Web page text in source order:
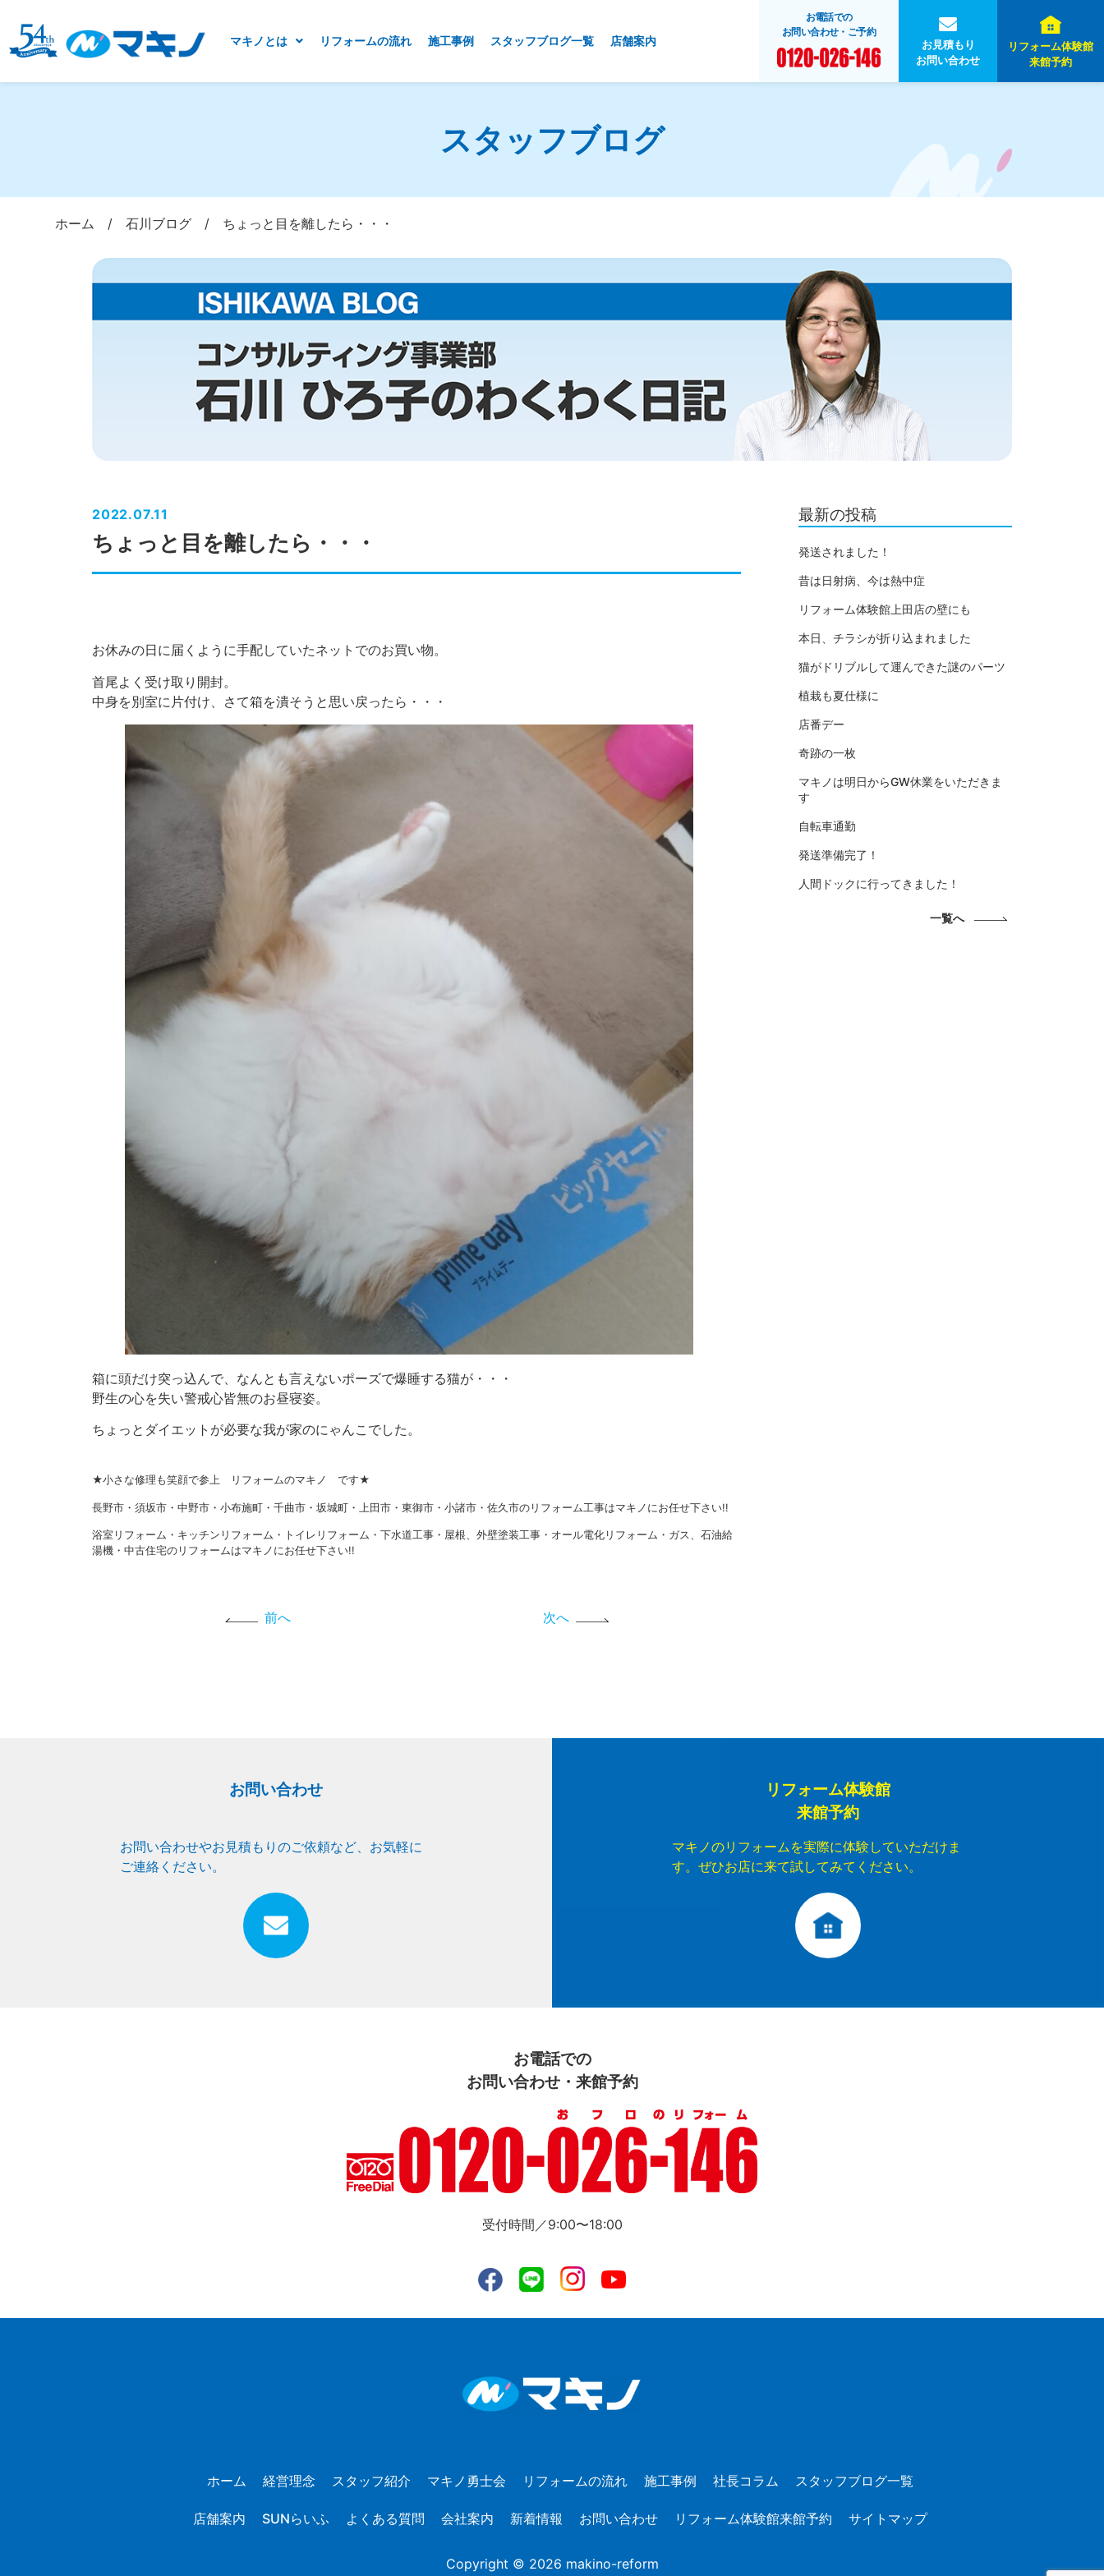
マキノとは リフォームの流れ 施工事例 スタッフブログ一覧 店舗案内
お電話での
お問い合わせ・ご予約
お見積もり
お問い合わせ
リフォーム体験館
来館予約
スタッフブログ
ホーム /石川ブログ / ちょっと目を離したら・・・
2022.07.11
ちょっと目を離したら・・・
お休みの日に届くように手配していたネットでのお買い物。
首尾よく受け取り開封。
中身を別室に片付け、さて箱を潰そうと思い戻ったら・・・
箱に頭だけ突っ込んで、なんとも言えないポーズで爆睡する猫が・・・
野生の心を失い警戒心皆無のお昼寝姿。
ちょっとダイエットが必要な我が家のにゃんこでした。
★小さな修理も笑顔で参上 リフォームのマキノ です★
長野市・須坂市・中野市・小布施町・千曲市・坂城町・上田市・東御市・小諸市・佐久市のリフォーム工事はマキノにお任せ下さい!!
浴室リフォーム・キッチンリフォーム・トイレリフォーム・下水道工事・屋根、外壁塗装工事・オール電化リフォーム・ガス、石油給
湯機・中古住宅のリフォームはマキノにお任せ下さい!!
前へ 次へ
最新の投稿
発送されました！
昔は日射病、今は熱中症
リフォーム体験館上田店の壁にも
本日、チラシが折り込まれました
猫がドリブルして運んできた謎のパーツ
植栽も夏仕様に
店番デー
奇跡の一枚
マキノは明日からGW休業をいただきま
す
自転車通勤
発送準備完了！
人間ドックに行ってきました！
一覧へ
お問い合わせ
お問い合わせやお見積もりのご依頼など、お気軽に
ご連絡ください。
リフォーム体験館
来館予約
マキノのリフォームを実際に体験していただけま
す。ぜひお店に来て試してみてください。
お電話での
お問い合わせ・来館予約
受付時間／9:00〜18:00
ホーム 経営理念 スタッフ紹介 マキノ勇士会 リフォームの流れ 施工事例 社長コラム スタッフブログ一覧
店舗案内 SUNらいふ よくある質問 会社案内 新着情報 お問い合わせ リフォーム体験館来館予約 サイトマップ
Copyright © 2026 makino-reform